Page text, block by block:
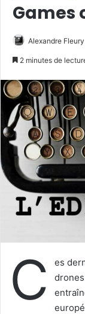
Games
Alexandre Fleury
2 minutes de
C
es
drones